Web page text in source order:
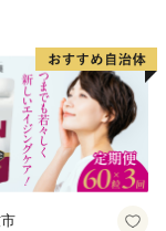
・返品はでき
届けできない場
じめご了承くだ
問い合わせ】